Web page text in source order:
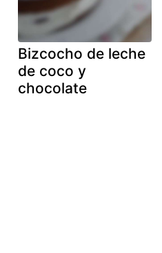
Bizcocho de leche
de coco y
chocolate